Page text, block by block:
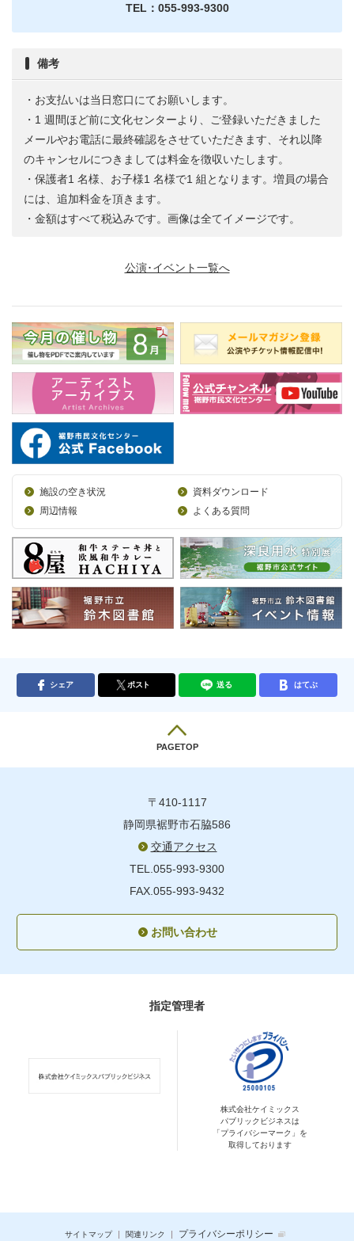
TEL：055-993-9300
備考
・お支払いは当日窓口にてお願いします。
・1 週間ほど前に文化センターより、ご登録いただきました
メールやお電話に最終確認をさせていただきます、それ以降
のキャンセルにつきましては料金を徴収いたします。
・保護者1 名様、お子様1 名様で1 組となります。増員の場合
には、追加料金を頂きます。
・金額はすべて税込みです。画像は全てイメージです。
公演･イベント一覧へ
施設の空き状況
資料ダウンロード
周辺情報
よくある質問
シェア ポスト 送る はてぶ
PAGETOP
〒410-1117
静岡県裾野市石脇586
交通アクセス
TEL.055-993-9300
FAX.055-993-9432
お問い合わせ
指定管理者
株式会社ケイミックス
パブリックビジネスは
「プライバシーマーク」を
取得しております
サイトマップ 関連リンク プライバシーポリシー